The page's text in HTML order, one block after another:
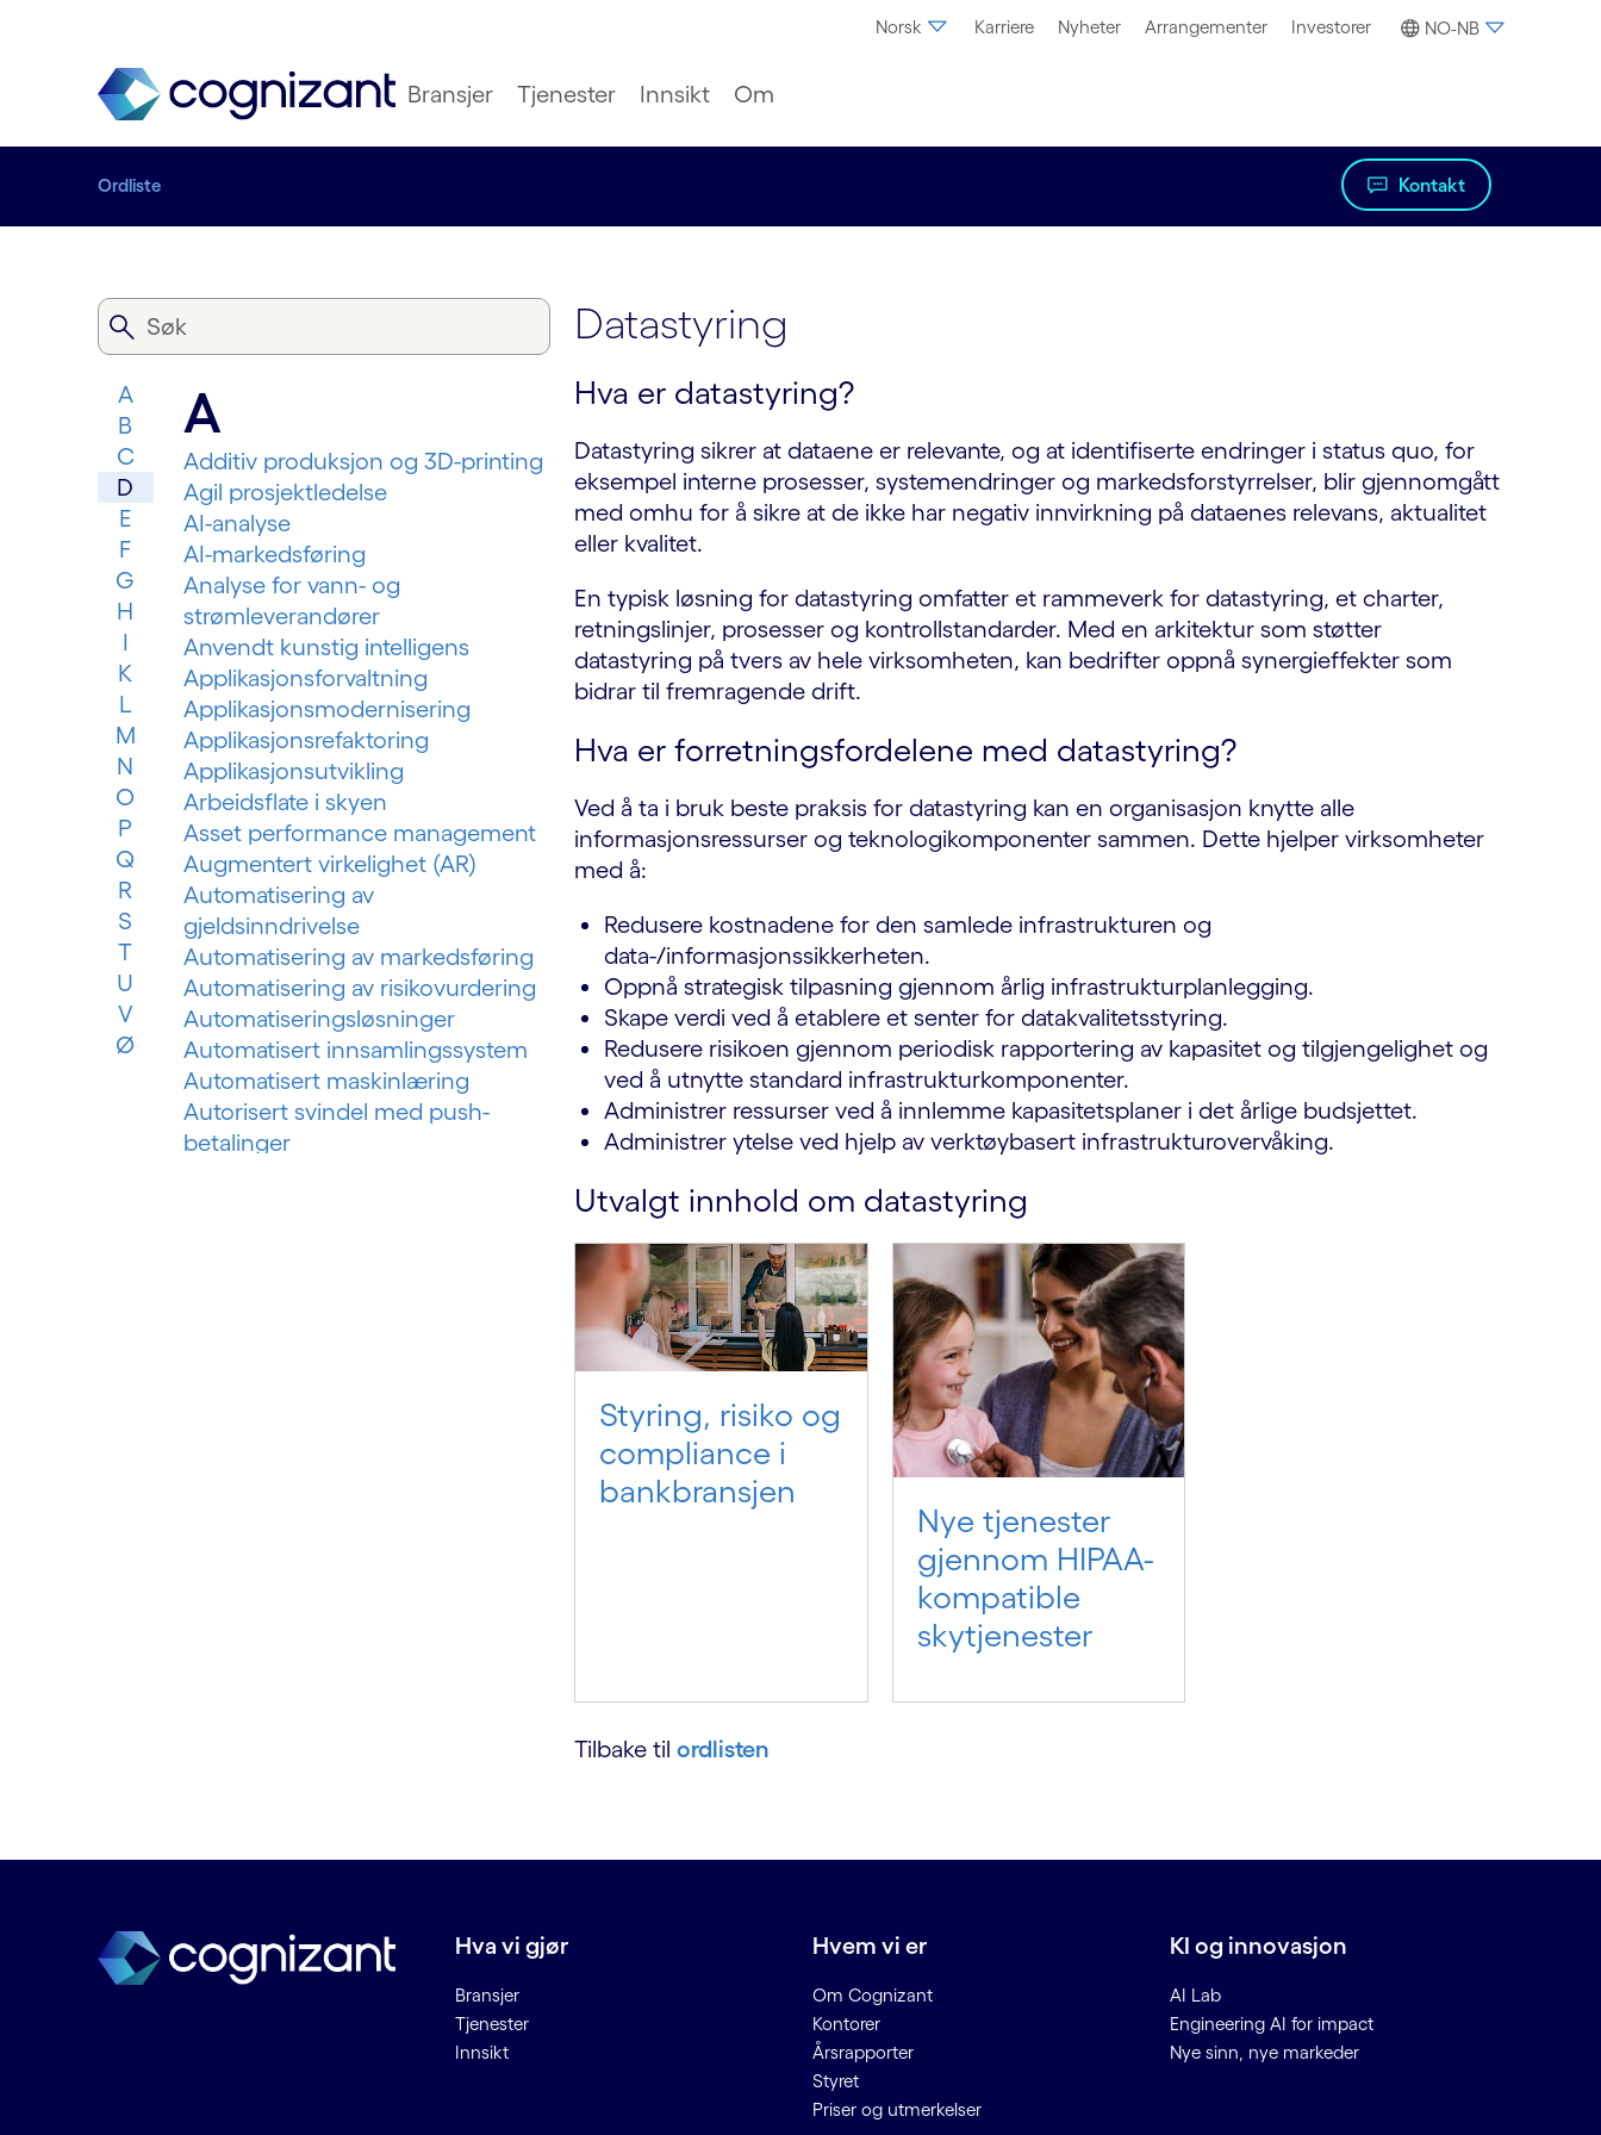
Norsk Karriere Nyheter Arrangementer Investorer NO-NB
Bransjer Tjenester Innsikt Om
Ordliste Kontakt
A
B
C
D
E
F
G
H
I
K
L
M
N
O
P
Q
R
S
T
U
V
Ø
A
Additiv produksjon og 3D-printing
Agil prosjektledelse
AI-analyse
AI-markedsføring
Analyse for vann- og
strømleverandører
Anvendt kunstig intelligens
Applikasjonsforvaltning
Applikasjonsmodernisering
Applikasjonsrefaktoring
Applikasjonsutvikling
Arbeidsflate i skyen
Asset performance management
Augmentert virkelighet (AR)
Automatisering av
gjeldsinndrivelse
Automatisering av markedsføring
Automatisering av risikovurdering
Automatiseringsløsninger
Automatisert innsamlingssystem
Automatisert maskinlæring
Autorisert svindel med push-
betalinger
Data lake
Data som kan ødelegges
Datastyring
Hva er datastyring?
Datastyring sikrer at dataene er relevante, og at identifiserte endringer i status quo, for
eksempel interne prosesser, systemendringer og markedsforstyrrelser, blir gjennomgått
med omhu for å sikre at de ikke har negativ innvirkning på dataenes relevans, aktualitet
eller kvalitet.
En typisk løsning for datastyring omfatter et rammeverk for datastyring, et charter,
retningslinjer, prosesser og kontrollstandarder. Med en arkitektur som støtter
datastyring på tvers av hele virksomheten, kan bedrifter oppnå synergieffekter som
bidrar til fremragende drift.
Hva er forretningsfordelene med datastyring?
Ved å ta i bruk beste praksis for datastyring kan en organisasjon knytte alle
informasjonsressurser og teknologikomponenter sammen. Dette hjelper virksomheter
med å:
Redusere kostnadene for den samlede infrastrukturen og
data-/informasjonssikkerheten.
Oppnå strategisk tilpasning gjennom årlig infrastrukturplanlegging.
Skape verdi ved å etablere et senter for datakvalitetsstyring.
Redusere risikoen gjennom periodisk rapportering av kapasitet og tilgjengelighet og
ved å utnytte standard infrastrukturkomponenter.
Administrer ressurser ved å innlemme kapasitetsplaner i det årlige budsjettet.
Administrer ytelse ved hjelp av verktøybasert infrastrukturovervåking.
Utvalgt innhold om datastyring
Styring, risiko og
compliance i
bankbransjen
Nye tjenester
gjennom HIPAA-
kompatible
skytjenester
Tilbake til ordlisten
Hva vi gjør
Bransjer
Tjenester
Innsikt
Hvem vi er
Om Cognizant
Kontorer
Årsrapporter
Styret
Priser og utmerkelser
KI og innovasjon
AI Lab
Engineering AI for impact
Nye sinn, nye markeder